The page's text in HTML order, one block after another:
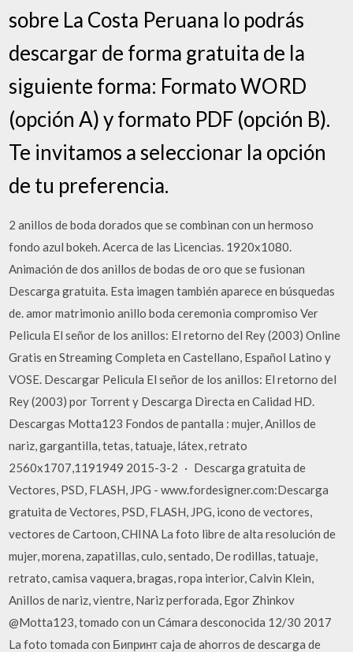
sobre La Costa Peruana lo podrás
descargar de forma gratuita de la
siguiente forma: Formato WORD
(opción A) y formato PDF (opción B).
Te invitamos a seleccionar la opción
de tu preferencia.
2 anillos de boda dorados que se combinan con un hermoso
fondo azul bokeh. Acerca de las Licencias. 1920x1080.
Animación de dos anillos de bodas de oro que se fusionan
Descarga gratuita. Esta imagen también aparece en búsquedas
de. amor matrimonio anillo boda ceremonia compromiso Ver
Pelicula El señor de los anillos: El retorno del Rey (2003) Online
Gratis en Streaming Completa en Castellano, Español Latino y
VOSE. Descargar Pelicula El señor de los anillos: El retorno del
Rey (2003) por Torrent y Descarga Directa en Calidad HD.
Descargas Motta123 Fondos de pantalla : mujer, Anillos de
nariz, gargantilla, tetas, tatuaje, látex, retrato
2560x1707,1191949 2015-3-2 · Descarga gratuita de
Vectores, PSD, FLASH, JPG - www.fordesigner.com:Descarga
gratuita de Vectores, PSD, FLASH, JPG, icono de vectores,
vectores de Cartoon, CHINA La foto libre de alta resolución de
mujer, morena, zapatillas, culo, sentado, De rodillas, tatuaje,
retrato, camisa vaquera, bragas, ropa interior, Calvin Klein,
Anillos de nariz, vientre, Nariz perforada, Egor Zhinkov
@Motta123, tomado con un Cámara desconocida 12/30 2017
La foto tomada con Бипринт caja de ahorros de descarga de